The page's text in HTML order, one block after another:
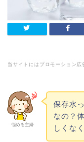
当サイトにはプロモーション広
悩める主婦
保存水
なの？
しくな